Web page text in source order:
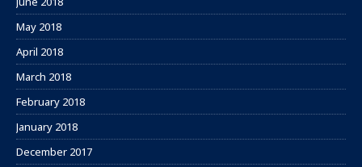
May 2018
April 2018
March 2018
February 2018
January 2018
December 2017